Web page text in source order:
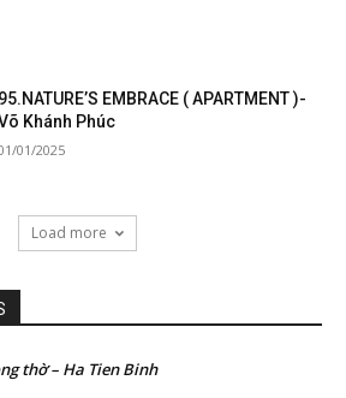
95.NATURE’S EMBRACE ( APARTMENT )-
Khánh Phúc
01/2025
Load more
thờ – Ha Tien Binh